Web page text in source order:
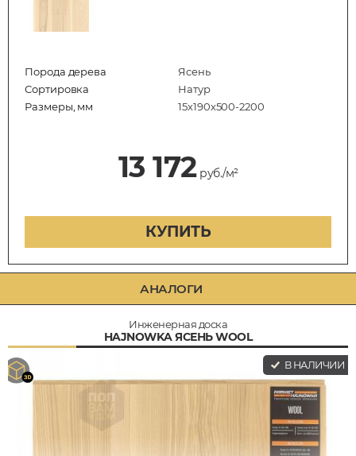
Порода дерева
Ясень
Сортировка
Натур
Размеры, мм
15х190х500-2200
13 172руб./м²
КУПИТЬ
АНАЛОГИ
Инженерная доска
HAJNOWKA ЯСЕНЬ WOOL
В НАЛИЧИИ